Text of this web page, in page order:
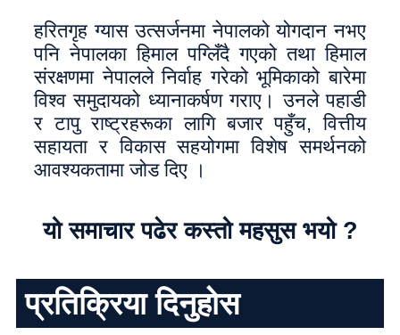
हरितगृह ग्यास उत्सर्जनमा नेपालको योगदान नभए
पनि नेपालका हिमाल पग्लिँदै गएको तथा हिमाल
संरक्षणमा नेपालले निर्वाह गरेको भूमिकाको बारेमा
विश्व समुदायको ध्यानाकर्षण गराए। उनले पहाडी
र टापु राष्ट्रहरूका लागि बजार पहुँच, वित्तीय
सहायता र विकास सहयोगमा विशेष समर्थनको
आवश्यकतामा जोड दिए ।
यो समाचार पढेर कस्तो महसुस भयो ?
प्रतिक्रिया दिनुहोस